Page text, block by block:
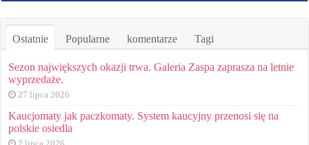
Ostatnie Popularne komentarze Tagi
Sezon największych okazji trwa. Galeria Zaspa zaprasza na letnie
wyprzedaże.
27 lipca 2026
Kaucjomaty jak paczkomaty. System kaucyjny przenosi się na
polskie osiedla